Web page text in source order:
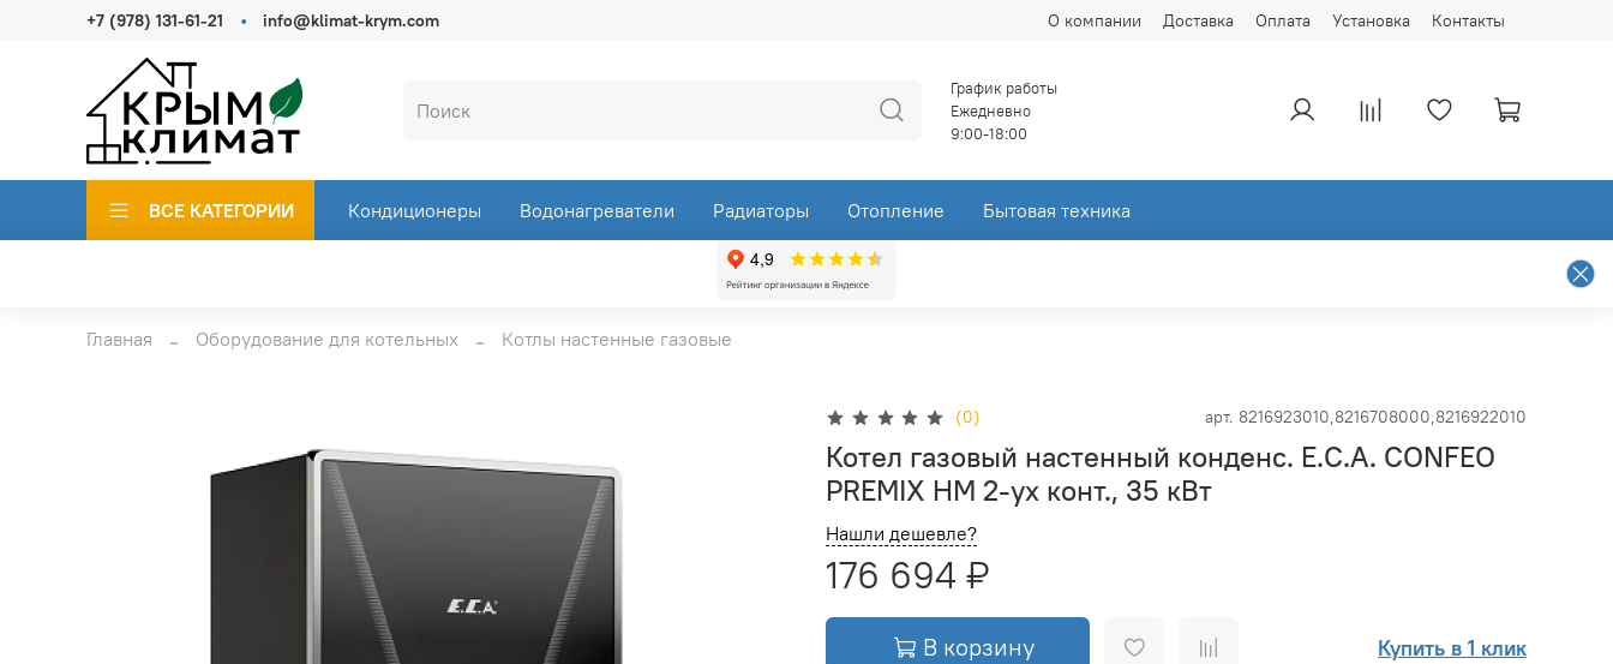
О компании Доставка Оплата Установка Контакты
+7 (978) 131-61-21 info@klimat-krym.com
График работы
Ежедневно
9:00-18:00
ВСЕ КАТЕГОРИИ Кондиционеры Водонагреватели Радиаторы Отопление Бытовая техника
Главная Оборудование для котельных Котлы настенные газовые
(0) арт. 8216923010,8216708000,8216922010
Котел газовый настенный конденс. E.C.A. CONFEO
PREMIX HM 2-ух конт., 35 кВт
Нашли дешевле?
176 694 ₽
В корзину Купить в 1 клик